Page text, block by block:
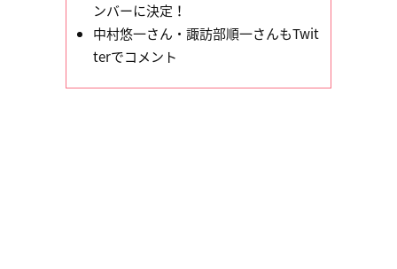
ンバーに決定！
中村悠一さん・諏訪部順一さんもTwit
terでコメント